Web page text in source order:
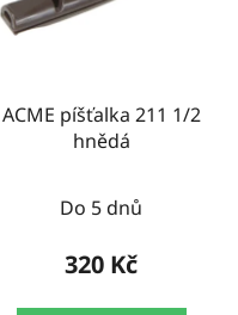
ACME píšťalka 211 1/2
hnědá
Do 5 dnů
320 Kč